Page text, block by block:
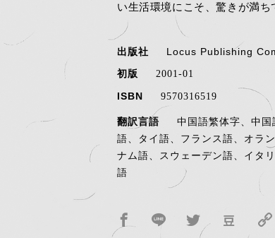
い生活環境にこそ、驚きが満ち
出版社
Locus Publishing
初版
2001-01
ISBN 9570316519
翻訳言語
中国語繁体字、中
語、タイ語、フランス語、オラ
ナム語、スウェーデン語、イタ
語